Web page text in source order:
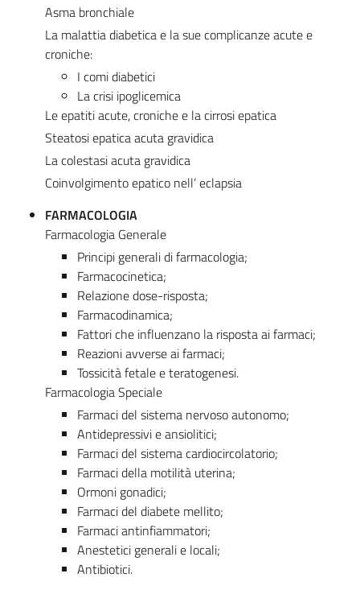
Asma bronchiale
La malattia diabetica e la sue complicanze acute e
croniche:
I comi diabetici
La crisi ipoglicemica
Le epatiti acute, croniche e la cirrosi epatica
Steatosi epatica acuta gravidica
La colestasi acuta gravidica
Coinvolgimento epatico nell’ eclapsia
FARMACOLOGIA
Farmacologia Generale
Principi generali di farmacologia;
Farmacocinetica;
Relazione dose-risposta;
Farmacodinamica;
Fattori che influenzano la risposta ai farmaci;
Reazioni avverse ai farmaci;
Tossicità fetale e teratogenesi.
Farmacologia Speciale
Farmaci del sistema nervoso autonomo;
Antidepressivi e ansiolitici;
Farmaci del sistema cardiocircolatorio;
Farmaci della motilità uterina;
Ormoni gonadici;
Farmaci del diabete mellito;
Farmaci antinfiammatori;
Anestetici generali e locali;
Antibiotici.